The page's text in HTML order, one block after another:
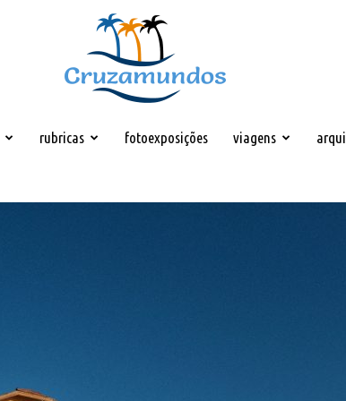
rubricas fotoexposições viagens